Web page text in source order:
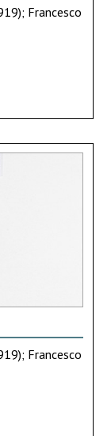
Francesco
Francesco